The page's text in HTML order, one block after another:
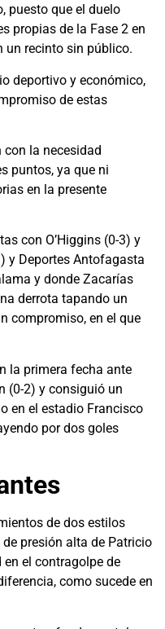
puesto que el duelo
propias de la Fase 2 en
un recinto sin público.
deportivo y económico,
de estas
la necesidad
puntos, ya que ni
en la presente
con O’Higgins (0-3) y
y Deportes Antofagasta
y donde Zacarías
derrota tapando un
compromiso, en el que
la primera fecha ante
(0-2) y consiguió un
en el estadio Francisco
por dos goles
de dos estilos
presión alta de Patricio
el contragolpe de
como sucede en